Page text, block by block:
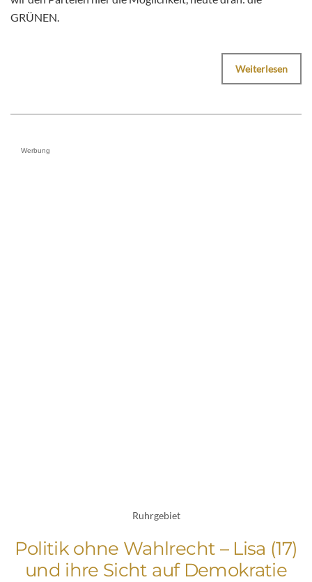
GRÜNEN.
Weiterlesen
Werbung
Ruhrgebiet
Politik ohne Wahlrecht – Lisa (17)
und ihre Sicht auf Demokratie